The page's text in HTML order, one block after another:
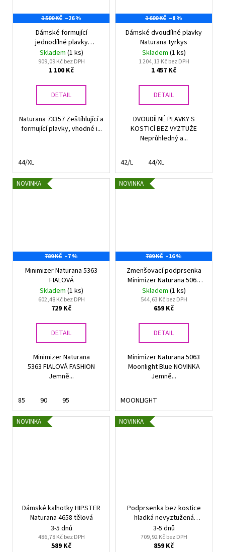
1 500 KČ –26 %
Dámské formující
jednodílné plavky
Naturana 73357 oranž
Skladem (1 ks)
909,09 Kč bez DPH
1 100 Kč
DETAIL
Naturana 73357 Zeštíhlující a
formující plavky, vhodné i...
44/XL
1 600 KČ –8 %
Dámské dvoudílné plavky
Naturana tyrkys
Skladem (1 ks)
1 204,13 Kč bez DPH
1 457 Kč
DETAIL
DVOUDÍLNÉ PLAVKY S
KOSTICÍ BEZ VYZTUŽE
Neprůhledný a...
42/L 44/XL
NOVINKA
789 KČ –7 %
Minimizer Naturana 5363
FIALOVÁ
Skladem (1 ks)
602,48 Kč bez DPH
729 Kč
DETAIL
Minimizer Naturana
5363 FIALOVÁ FASHION
Jemně...
85 90 95
NOVINKA
789 KČ –16 %
Zmenšovací podprsenka
Minimizer Naturana 5063
Moonlight Blue
Skladem (1 ks)
544,63 Kč bez DPH
659 Kč
DETAIL
Minimizer Naturana 5063
Moonlight Blue NOVINKA
Jemně...
MOONLIGHT
NOVINKA
Dámské kalhotky HIPSTER
Naturana 4658 tělová
3-5 dnů
486,78 Kč bez DPH
589 Kč
NOVINKA
Podprsenka bez kostice
hladká nevyztužená
Naturana 5658
3-5 dnů
709,92 Kč bez DPH
859 Kč